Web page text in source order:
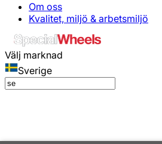
Om oss
Kvalitet, miljö & arbetsmiljö
Välj marknad
Sverige